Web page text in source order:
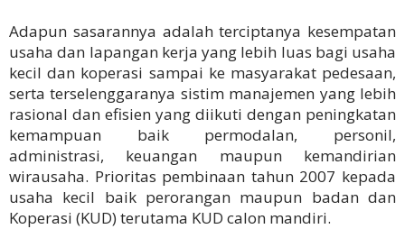
Adapun sasarannya adalah terciptanya kesempatan
usaha dan lapangan kerja yang lebih luas bagi usaha
kecil dan koperasi sampai ke masyarakat pedesaan,
serta terselenggaranya sistim manajemen yang lebih
rasional dan efisien yang diikuti dengan peningkatan
kemampuan baik permodalan, personil,
administrasi, keuangan maupun kemandirian
wirausaha. Prioritas pembinaan tahun 2007 kepada
usaha kecil baik perorangan maupun badan dan
Koperasi (KUD) terutama KUD calon mandiri.